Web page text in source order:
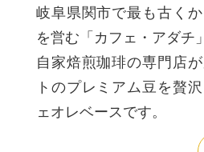
岐阜県関市で最も古く
を営む「カフェ・アダチ
自家焙煎珈琲の専門店
トのプレミアム豆を贅
ェオレベースです。